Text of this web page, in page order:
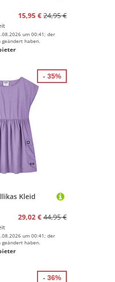
15,95 € 24,95 €
um 00:41; der
geändert haben.
Kleid
29,02 € 44,95 €
um 00:41; der
geändert haben.
- 35%
- 36%